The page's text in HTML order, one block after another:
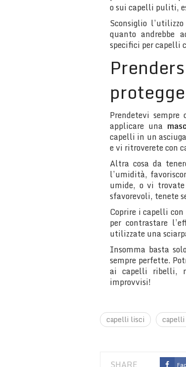
o sui capelli puliti,
Sconsiglio
quanto andrebbe
specifici per capelli
Prendetevi
applicare una
capelli in un
e vi ritroverete con
Altra cosa da
l’umidità,
umide, o vi
sfavorevoli, tenete
Coprire i capelli
per contrastare
utilizzate una
Insomma basta
sempre perfette.
ai capelli ribelli,
improvvisi!
capelli lisci